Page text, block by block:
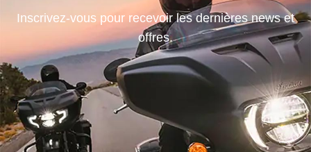
Inscrivez-vous pour recevoir les dernières news et
offres.